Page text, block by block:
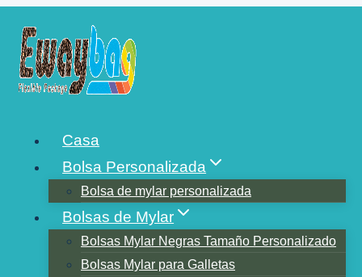
contenido
Casa
Bolsa Personalizada
Bolsa de mylar personalizada
Bolsas de Mylar
Bolsas Mylar Negras Tamaño Personalizado
Bolsas Mylar para Galletas
MÁS VENDIDAS DE
ESTADOS UNIDOS